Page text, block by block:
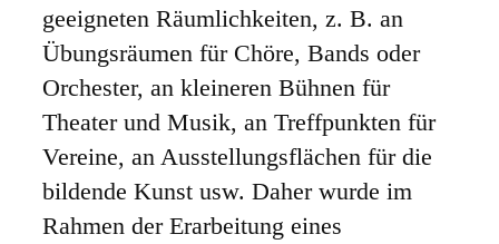
geeigneten Räumlichkeiten, z. B. an
Übungsräumen für Chöre, Bands oder
Orchester, an kleineren Bühnen für
Theater und Musik, an Treffpunkten für
Vereine, an Ausstellungsflächen für die
bildende Kunst usw. Daher wurde im
Rahmen der Erarbeitung eines